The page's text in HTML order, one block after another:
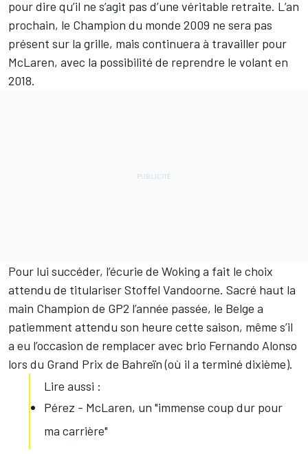
pour dire qu’il ne s’agit pas d’une véritable retraite. L’an
prochain, le Champion du monde 2009 ne sera pas
présent sur la grille, mais continuera à travailler pour
McLaren, avec la possibilité de reprendre le volant en
2018.
Pour lui succéder, l’écurie de Woking a fait le choix
attendu de titulariserStoffel Vandoorne. Sacré haut la
main Champion de GP2 l’année passée, le Belge a
patiemment attendu son heure cette saison, même s’il
a eu l’occasion de remplacer avec brio Fernando Alonso
lors du Grand Prix de Bahreïn (où il a terminé dixième).
Lire aussi :
Pérez - McLaren, un "immense coup dur pour
ma carrière"